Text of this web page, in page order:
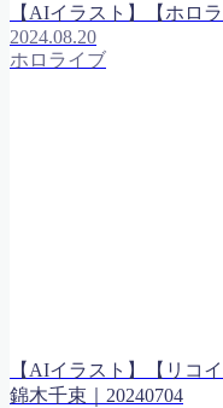
【AIイラスト】【ホロ
2024.08.20
ホロライブ
【AIイラスト】【リコ
錦木千束｜20240704